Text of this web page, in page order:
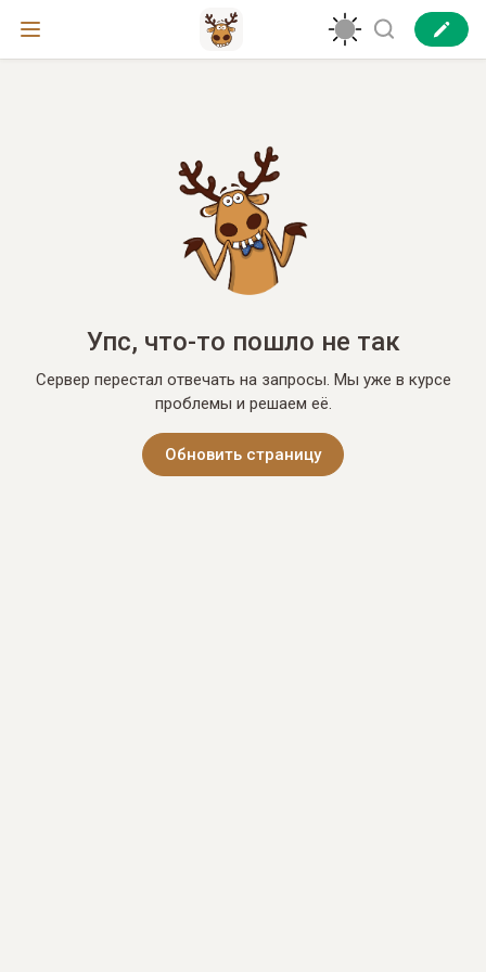
Упс, что-то пошло не так
Сервер перестал отвечать на запросы. Мы уже в курсе
проблемы и решаем её.
Обновить страницу